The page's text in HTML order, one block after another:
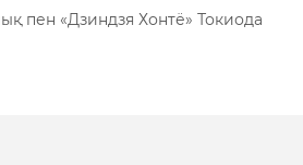
пен «Дзиндзя Хонтё» Токиода